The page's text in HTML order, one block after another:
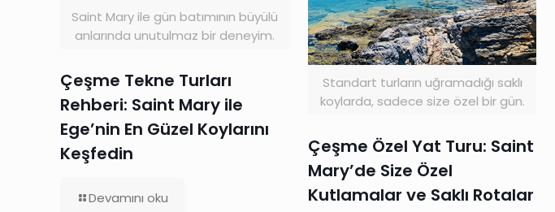
Saint Mary ile gün batımının büyülü
anlarında unutulmaz bir deneyim.
Çeşme Tekne Turları
Rehberi: Saint Mary ile
Ege’nin En Güzel Koylarını
Keşfedin
Devamını oku
Standart turların uğramadığı saklı
koylarda, sadece size özel bir gün.
Çeşme Özel Yat Turu: Saint
Mary’de Size Özel
Kutlamalar ve Saklı Rotalar